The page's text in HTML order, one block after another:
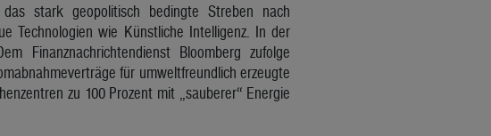
stark geopolitisch bedingte Streben nach
Technologien wie Künstliche Intelligenz. In der
Finanznachrichtendienst Bloomberg zufolge
für umweltfreundlich erzeugte
zu 100 Prozent mit „sauberer“ Energie